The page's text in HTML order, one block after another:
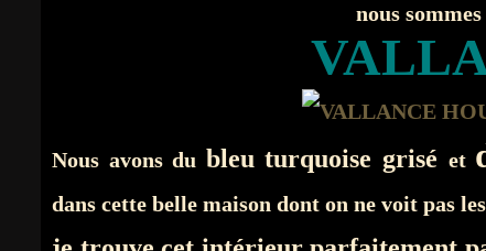
nous sommes
Nous avons du bleu turquoise grisé et
dans cette belle maison dont on ne voit pas